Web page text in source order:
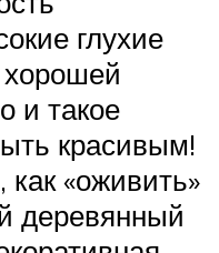
глухие
хорошей
и такое
красивым!
«оживить»
деревянный